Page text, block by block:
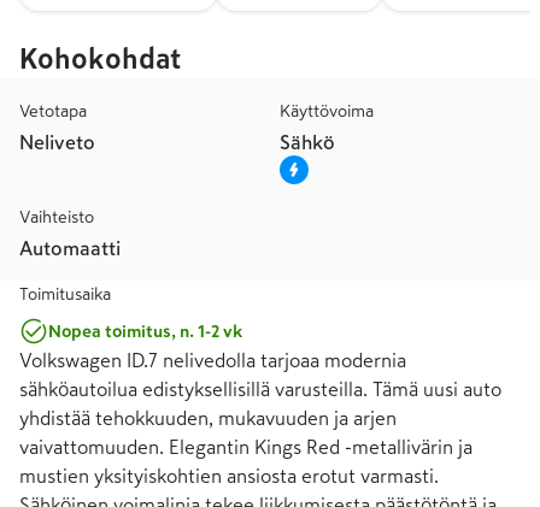
Kohokohdat
Vetotapa
Neliveto
Käyttövoima
Sähkö
Vaihteisto
Automaatti
Toimitusaika
Nopea toimitus, n. 1-2 vk
Volkswagen ID.7 nelivedolla tarjoaa modernia
sähköautoilua edistyksellisillä varusteilla. Tämä uusi auto
yhdistää tehokkuuden, mukavuuden ja arjen
vaivattomuuden. Elegantin Kings Red -metallivärin ja
mustien yksityiskohtien ansiosta erotut varmasti.